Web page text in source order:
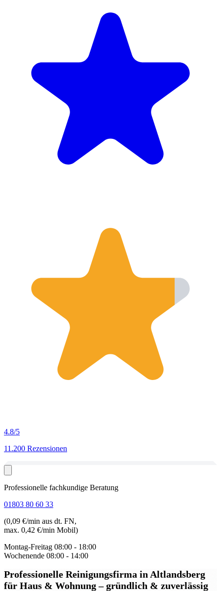
4.8/5
11.200 Rezensionen
Professionelle fachkundige Beratung
01803 80 60 33
(0,09 €/min aus dt. FN,
max. 0,42 €/min Mobil)
Montag-Freitag 08:00 - 18:00
Wochenende 08:00 - 14:00
Professionelle Reinigungsfirma in Altlandsberg
für Haus & Wohnung – gründlich & zuverlässig